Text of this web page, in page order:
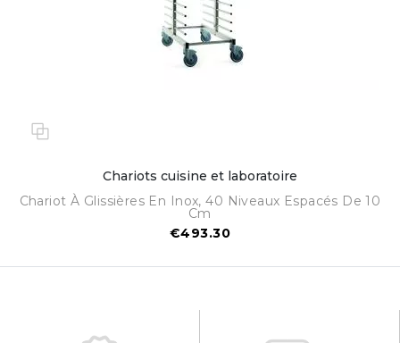
Chariots cuisine et laboratoire
Chariot À Glissières En Inox, 40 Niveaux Espacés De 10
Cm
€493.30